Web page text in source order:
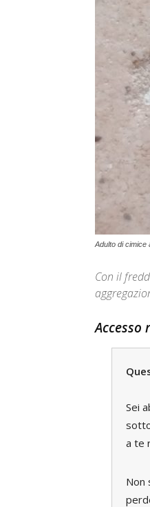
Adulto di cimice
Con il
Accesso
Sei
a te
Non